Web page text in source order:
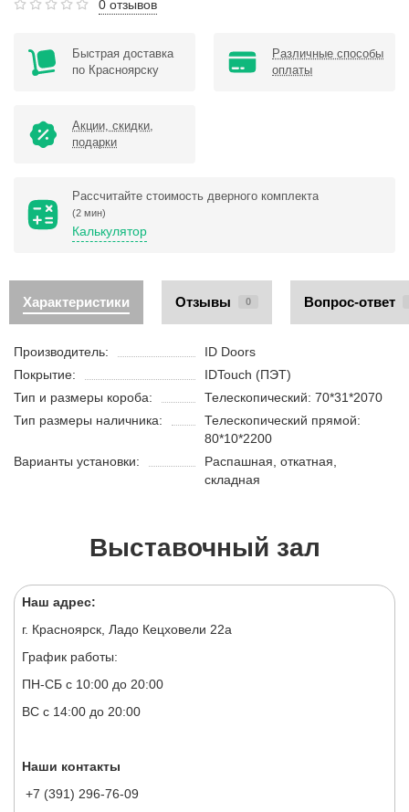
0 отзывов
Быстрая доставка
по Красноярску
Различные способы
оплаты
Акции, скидки,
подарки
Рассчитайте стоимость дверного комплекта
(2 мин)
Калькулятор
Характеристики Отзывы 0 Вопрос-ответ
Производитель:
ID Doors
Покрытие:
IDTouch (ПЭТ)
Тип и размеры короба:
Телескопический: 70*31*2070
Тип размеры наличника:
Телескопический прямой:
80*10*2200
Варианты установки:
Распашная, откатная,
складная
Выставочный зал
Наш адрес:
г. Красноярск, Ладо Кецховели 22а
График работы:
ПН-СБ с 10:00 до 20:00
ВС с 14:00 до 20:00
Наши контакты
+7 (391) 296-76-09